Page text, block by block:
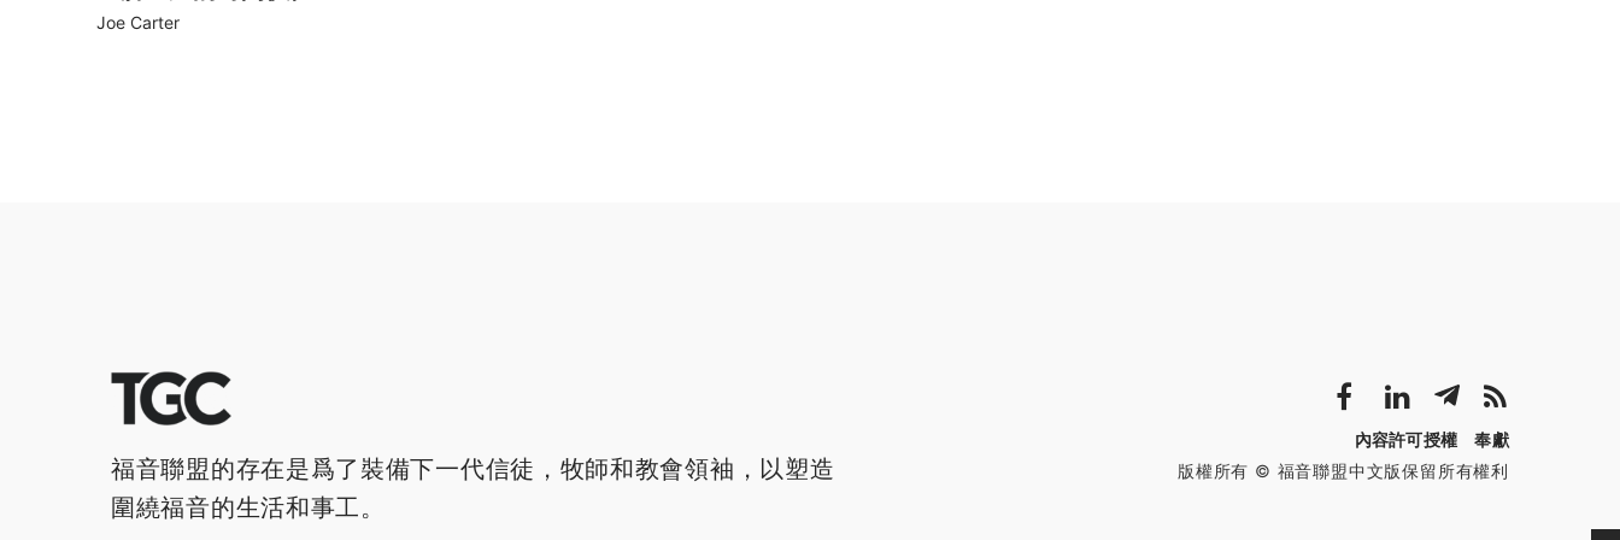
Joe Carter
福音聯盟的存在是爲了裝備下一代信徒，牧師和教會領袖，以塑造
圍繞福音的生活和事工。
內容許可授權
奉獻
版權所有 © 福音聯盟中文版保留所有權利